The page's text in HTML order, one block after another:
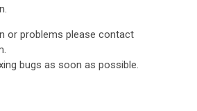
or problems please contact
bugs as soon as possible.